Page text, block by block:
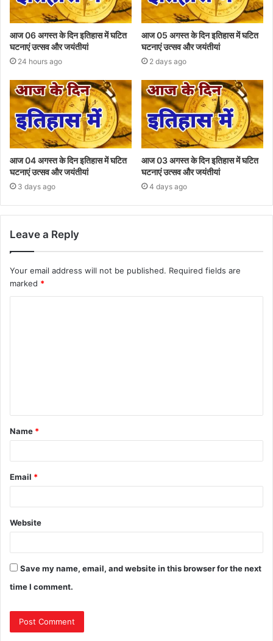
आज 06 अगस्त के दिन इतिहास में घटित
घटनाएं उत्सव और जयंतीयां
24 hours ago
आज 05 अगस्त के दिन इतिहास में घटित
घटनाएं उत्सव और जयंतीयां
2 days ago
आज 04 अगस्त के दिन इतिहास में घटित
घटनाएं उत्सव और जयंतीयां
3 days ago
आज 03 अगस्त के दिन इतिहास में घटित
घटनाएं उत्सव और जयंतीयां
4 days ago
Leave a Reply
Your email address will not be published. Required fields are
marked *
Name *
Email *
Website
Save my name, email, and website in this browser for the next
time I comment.